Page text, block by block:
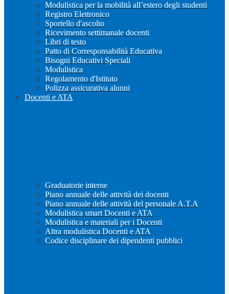
Modulistica per la mobilità all’estero degli studenti
Registro Elettronico
Sportello d'ascolto
Ricevimento settimanale docenti
Libri di testo
Patto di Corresponsabilità Educativa
Bisogni Educativi Speciali
Modulistica
Regolamento d'Istituto
Polizza assicurativa alunni
Docenti e ATA
Graduatorie interne
Piano annuale delle attività dei docenti
Piano annuale delle attività del personale A.T.A
Modulistica smart Docenti e ATA
Modulistica e materiali per i Docenti
Altra modulistica Docenti e ATA
Codice disciplinare dei dipendenti pubblici